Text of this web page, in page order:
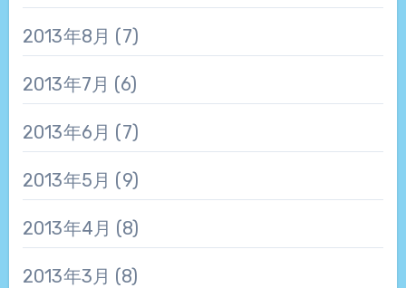
2013年8月 (7)
2013年7月 (6)
2013年6月 (7)
2013年5月 (9)
2013年4月 (8)
2013年3月 (8)